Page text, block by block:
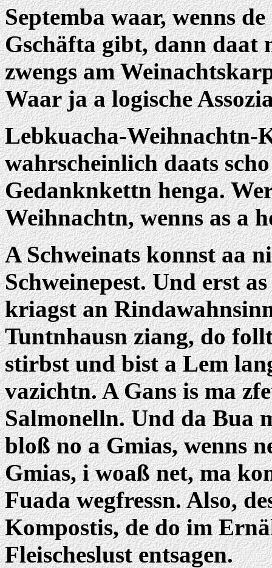
Septemba waar, wenns
Gschäfta gibt, dann daat
zwengs am
Waar ja a logische
Lebkuacha-Weihnachtn-
wahrscheinlich daats
Gedanknkettn henga.
Weihnachtn, wenns as a
A Schweinats konnst aa
Schweinepest. Und erst
kriagst an
Tuntnhausn ziang, do
stirbst und bist a Lem
vazichtn. A Gans is ma
Salmonelln. Und da Bua
bloß no a Gmias, wenns
Gmias, i woaß net, ma
Fuada wegfressn. Also,
Kompostis, de do im
Fleischeslust entsagen.